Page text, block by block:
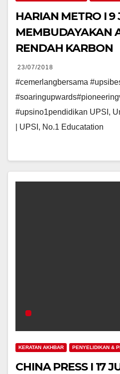
HARIAN METRO I 9 JULAI 2018 I
MEMBUDAYAKAN
RENDAH KARBON
23/07/2018
#cemerlangbersama
#upsino1pendidikan UPSI,
| UPSI, No.1 Educatation
KERATAN AKHBAR PENYELIDIKAN &
CHINA PRESS I 17 JULAI 2018 I